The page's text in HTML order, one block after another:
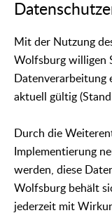
Mit der Nutzung
Wolfsburg willigen
Datenverarbeitung
aktuell gültig
Durch die
Implementierung
werden, diese
Wolfsburg behält
jederzeit mit